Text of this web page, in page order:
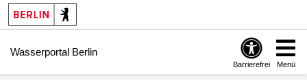
Springe zur Navigation
Springe zum Inhalt
Wasserportal Berlin
Barrierefrei Menü